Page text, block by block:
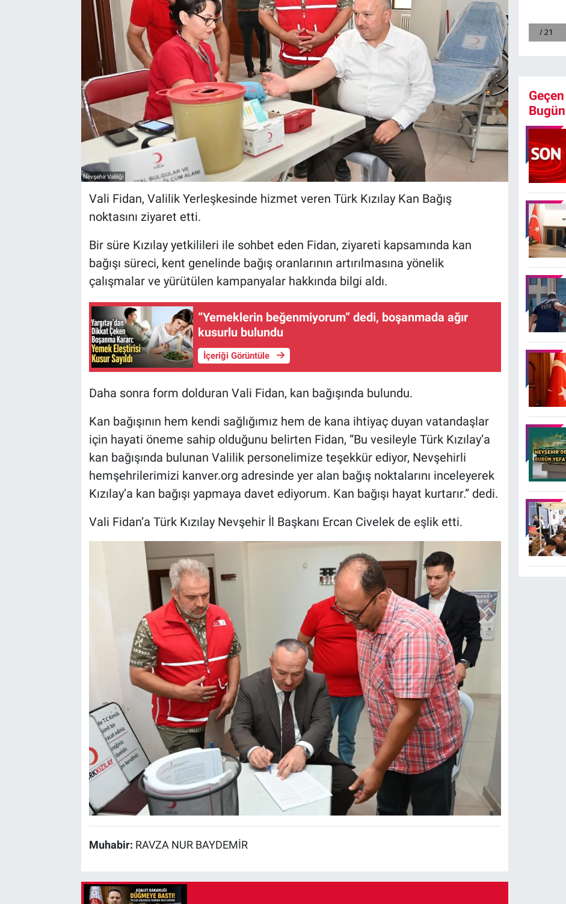
Nevşehir Valiliği
Vali Fidan, Valilik Yerleşkesinde hizmet veren Türk Kızılay Kan Bağış
noktasını ziyaret etti.
Bir süre Kızılay yetkilileri ile sohbet eden Fidan, ziyareti kapsamında kan
bağışı süreci, kent genelinde bağış oranlarının artırılmasına yönelik
çalışmalar ve yürütülen kampanyalar hakkında bilgi aldı.
“Yemeklerin beğenmiyorum” dedi, boşanmada ağır
kusurlu bulundu
İçeriği Görüntüle
Daha sonra form dolduran Vali Fidan, kan bağışında bulundu.
Kan bağışının hem kendi sağlığımız hem de kana ihtiyaç duyan vatandaşlar
için hayati öneme sahip olduğunu belirten Fidan, “Bu vesileyle Türk Kızılay’a
kan bağışında bulunan Valilik personelimize teşekkür ediyor, Nevşehirli
hemşehrilerimizi kanver.org adresinde yer alan bağış noktalarını inceleyerek
Kızılay’a kan bağışı yapmaya davet ediyorum. Kan bağışı hayat kurtarır.” dedi.
Vali Fidan’a Türk Kızılay Nevşehir İl Başkanı Ercan Civelek de eşlik etti.
Muhabir: RAVZA NUR BAYDEMİR
Geçen
Bugün